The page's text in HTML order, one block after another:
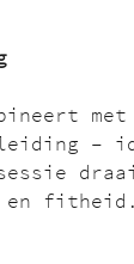
–
en fitheid.